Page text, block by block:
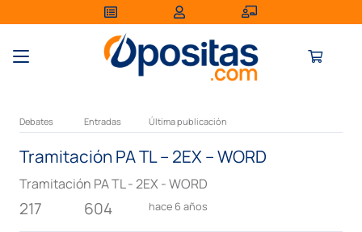
Debates Entradas Última publicación
Tramitación PA TL – 2EX – WORD
Tramitación PA TL - 2EX - WORD
217 604 hace 6 años